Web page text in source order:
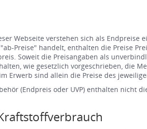
Webseite verstehen sich als
Preise" handelt, enthalten die Preise
Soweit die Preisangaben als
wie gesetzlich vorgeschrieben, die
Erwerb sind allein die Preise des
(Endpreis oder UVP) enthalten nicht